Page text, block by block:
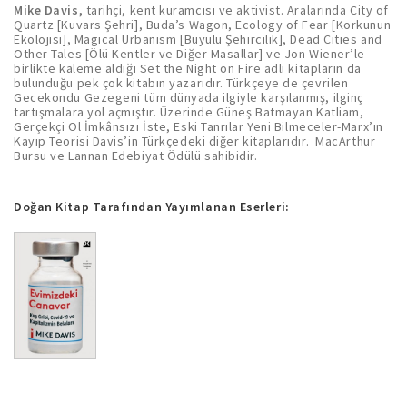
Mike Davis, tarihçi, kent kuramcısı ve aktivist. Aralarında City of
Quartz [Kuvars Şehri], Buda’s Wagon, Ecology of Fear [Korkunun
Ekolojisi], Magical Urbanism [Büyülü Şehircilik], Dead Cities and
Other Tales [Ölü Kentler ve Diğer Masallar] ve Jon Wiener’le
birlikte kaleme aldığı Set the Night on Fire adlı kitapların da
bulunduğu pek çok kitabın yazarıdır. Türkçeye de çevrilen
Gecekondu Gezegeni tüm dünyada ilgiyle karşılanmış, ilginç
tartışmalara yol açmıştır. Üzerinde Güneş Batmayan Katliam,
Gerçekçi Ol İmkânsızı İste, Eski Tanrılar Yeni Bilmeceler-Marx’ın
Kayıp Teorisi Davis’in Türkçedeki diğer kitaplarıdır. MacArthur
Bursu ve Lannan Edebiyat Ödülü sahibidir.
Doğan Kitap Tarafından Yayımlanan Eserleri: